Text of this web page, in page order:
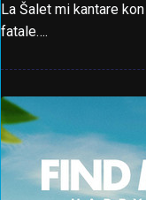
La Šalet mi kantare
fatale….